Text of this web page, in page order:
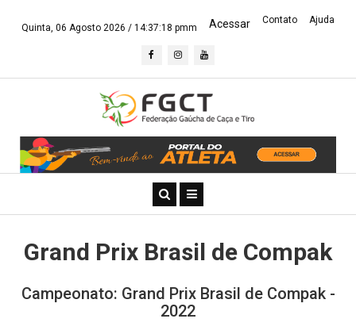
Quinta, 06 Agosto 2026 / 14:37:18 pmm Acessar Contato Ajuda
Grand Prix Brasil de Compak
Campeonato: Grand Prix Brasil de Compak -
2022